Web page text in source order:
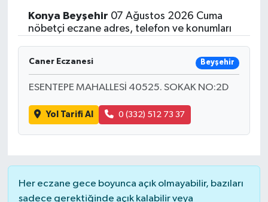
Konya Beyşehir 07 Ağustos 2026 Cuma
nöbetçi eczane adres, telefon ve konumları
Caner Eczanesi Beyşehir
ESENTEPE MAHALLESİ 40525. SOKAK NO:2D
Yol Tarifi Al 0 (332) 512 73 37
Her eczane gece boyunca açık olmayabilir, bazıları
sadece gerektiğinde açık kalabilir veya